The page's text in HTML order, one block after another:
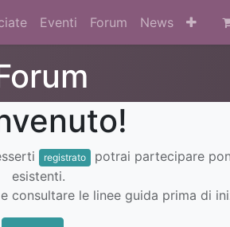
Eventi Forum News
registrato
potrai partecipare
esistenti.
le linee guida prima di